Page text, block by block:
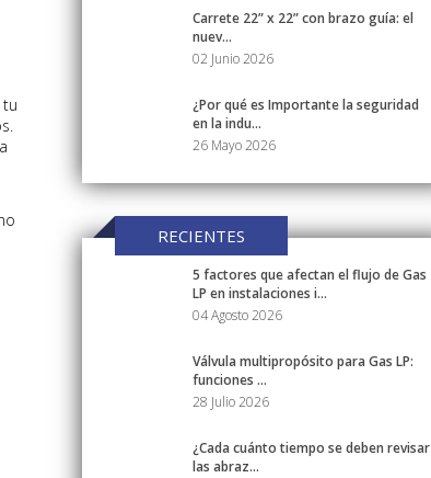
Carrete 22” x 22” con brazo guía: el
nuev...
02 Junio 2026
¿Por qué es Importante la seguridad
en la indu...
26 Mayo 2026
RECIENTES
5 factores que afectan el flujo de Gas
LP en instalaciones i...
04 Agosto 2026
Válvula multipropósito para Gas LP:
funciones ...
28 Julio 2026
¿Cada cuánto tiempo se deben revisar
las abraz...